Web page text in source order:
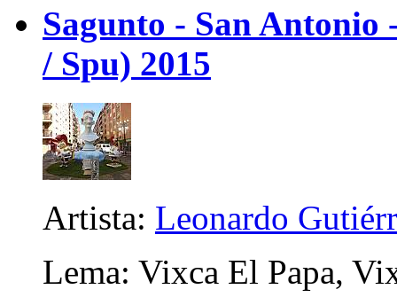
Sagunto - San
/ Spu) 2015
Artista: Leonardo
Lema: Vixca El Papa,